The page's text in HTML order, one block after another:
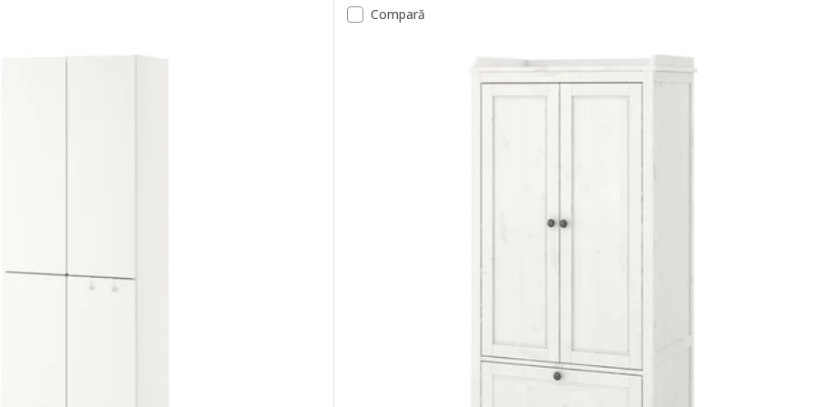
Dulap, alb lila/+3 sertare, 60x57x181 cm
Dulap, alb verde deschis/+3 sertare, 60x57x181 cm
Opțiune: SMÅSTAD / PLATSA, Dulap, alb albastru/cu 3 polițe, 60x57x123 cm
Opțiune: SMÅSTAD / PLATSA, Dulap, alb cu cadru/cu 3 polițe, 60x57x123 cm
Opțiune: SMÅSTAD / PLATSA, Dulap, alb lila/cu 3 polițe, 60x57x123 cm
Compară